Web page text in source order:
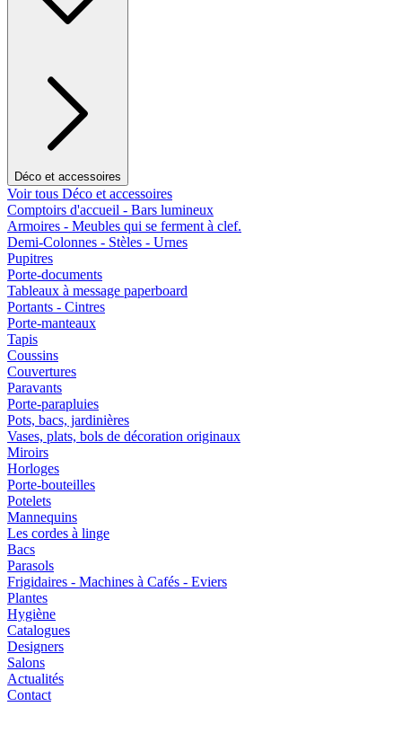
Déco et accessoires
Voir tous Déco et accessoires
Comptoirs d'accueil - Bars lumineux
Armoires - Meubles qui se ferment à clef.
Demi-Colonnes - Stèles - Urnes
Pupitres
Porte-documents
Tableaux à message paperboard
Portants - Cintres
Porte-manteaux
Tapis
Coussins
Couvertures
Paravants
Porte-parapluies
Pots, bacs, jardinières
Vases, plats, bols de décoration originaux
Miroirs
Horloges
Porte-bouteilles
Potelets
Mannequins
Les cordes à linge
Bacs
Parasols
Frigidaires - Machines à Cafés - Eviers
Plantes
Hygiène
Catalogues
Designers
Salons
Actualités
Contact